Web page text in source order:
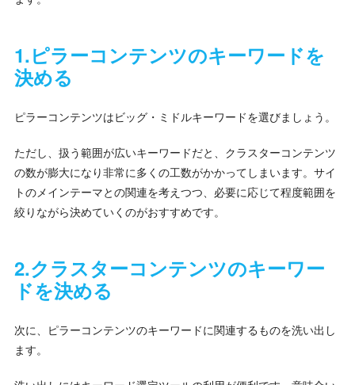
1.ピラーコンテンツのキーワードを
決める
ピラーコンテンツはビッグ・ミドルキーワードを選びましょう。
ただし、扱う範囲が広いキーワードだと、クラスターコンテンツ
の数が膨大になり非常に多くの工数がかかってしまいます。サイ
トのメインテーマとの関連を考えつつ、必要に応じて程度範囲を
絞りながら決めていくのがおすすめです。
2.クラスターコンテンツのキーワー
ドを決める
次に、ピラーコンテンツのキーワードに関連するものを洗い出し
ます。